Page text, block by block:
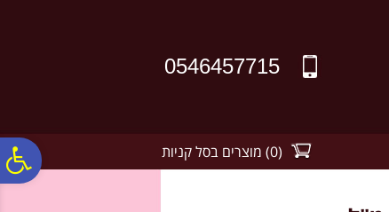
0546457715
(
0
) מוצרים בסל קניות